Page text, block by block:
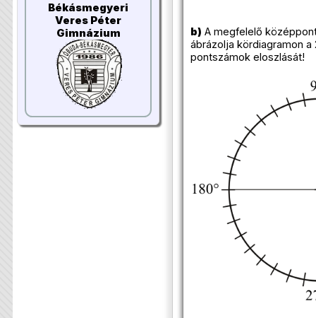
Békásmegyeri
Veres Péter
Gimnázium
b) A megfelelő
ábrázolja kördiagramon
pontszámok eloszlását!